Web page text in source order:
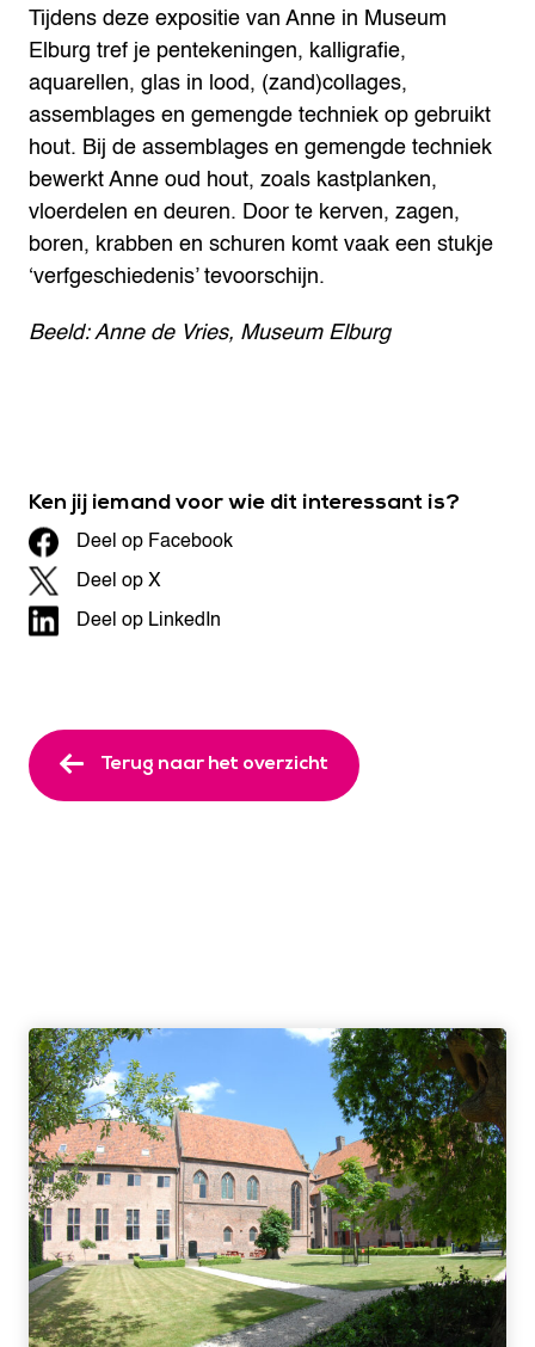
Tijdens deze expositie van Anne in Museum
Elburg tref je pentekeningen, kalligrafie,
aquarellen, glas in lood, (zand)collages,
assemblages en gemengde techniek op gebruikt
hout. Bij de assemblages en gemengde techniek
bewerkt Anne oud hout, zoals kastplanken,
vloerdelen en deuren. Door te kerven, zagen,
boren, krabben en schuren komt vaak een stukje
‘verfgeschiedenis’ tevoorschijn.
Beeld: Anne de Vries, Museum Elburg
Ken jij iemand voor wie dit interessant is?
Deel op Facebook
Deel op X
Deel op LinkedIn
Terug naar het overzicht